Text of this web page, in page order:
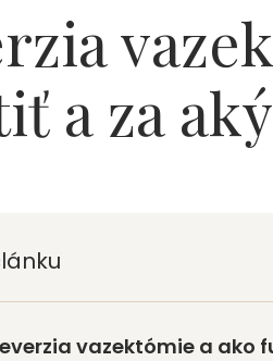
a za
vazektómie a ako